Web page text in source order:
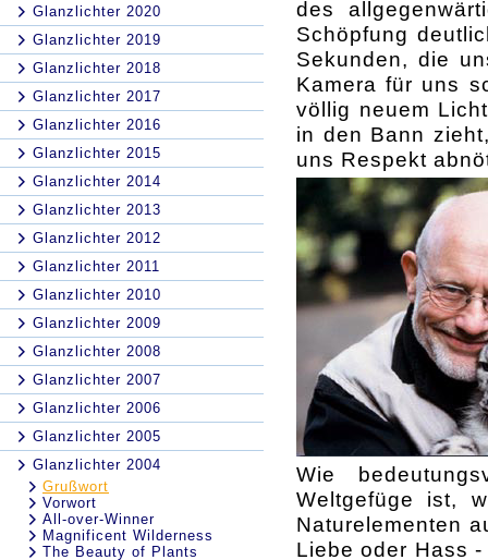
Glanzlichter 2020
Glanzlichter 2019
Glanzlichter 2018
Glanzlichter 2017
Glanzlichter 2016
Glanzlichter 2015
Glanzlichter 2014
Glanzlichter 2013
Glanzlichter 2012
Glanzlichter 2011
Glanzlichter 2010
Glanzlichter 2009
Glanzlichter 2008
Glanzlichter 2007
Glanzlichter 2006
Glanzlichter 2005
Glanzlichter 2004
Grußwort
Vorwort
All-over-Winner
Magnificent Wilderness
The Beauty of Plants
des
Schöpfung
Sekunden, die
Kamera für uns
völlig neuem
in den Bann
uns Respekt
Wie
Weltgefüge ist,
Naturelementen
Liebe oder Hass